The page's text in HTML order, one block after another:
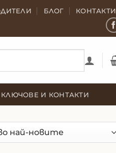
БЛОГ КОНТАКТИ
КЛЮЧОВЕ И КОНТАКТИ